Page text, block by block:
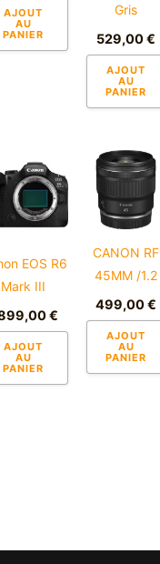
AJOUT
AU
PANIER
Gris
529,00€
AJOUT
AU
PANIER
EOS R6
Mark III
€
AJOUT
AU
PANIER
CANON RF
45MM /1.2
499,00€
AJOUT
AU
PANIER